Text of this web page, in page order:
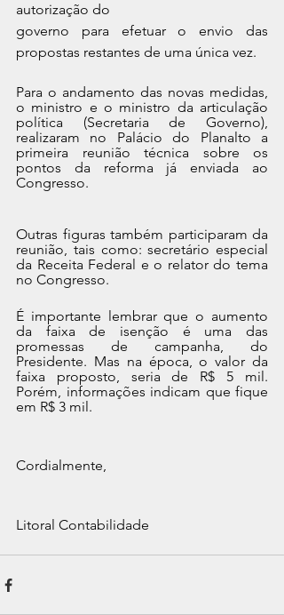
autorização do
governo para efetuar o envio das
propostas restantes de uma única vez.
Para o andamento das novas medidas,
o ministro e o ministro da articulação
política (Secretaria de Governo),
realizaram no Palácio do Planalto a
primeira reunião técnica sobre os
pontos da reforma já enviada ao
Congresso.
Outras figuras também participaram da
reunião, tais como: secretário especial
da Receita Federal e o relator do tema
no Congresso.
É importante lembrar que o aumento
da faixa de isenção é uma das
promessas de campanha, do
Presidente. Mas na época, o valor da
faixa proposto, seria de R$ 5 mil.
Porém, informações indicam que fique
em R$ 3 mil.
Cordialmente,
Litoral Contabilidade